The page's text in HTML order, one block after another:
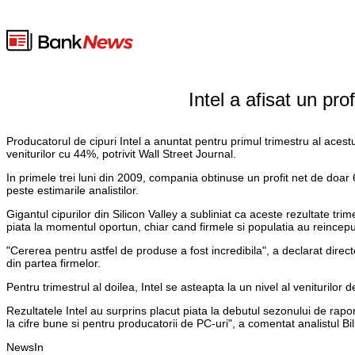
Intel a afisat un
Producatorul de cipuri Intel a anuntat pentru primul trimestru al
veniturilor cu 44%, potrivit Wall Street Journal.
In primele trei luni din 2009, compania obtinuse un profit net de
peste estimarile analistilor.
Gigantul cipurilor din Silicon Valley a subliniat ca aceste rezultate
piata la momentul oportun, chiar cand firmele si populatia au
"Cererea pentru astfel de produse a fost incredibila", a declarat
din partea firmelor.
Pentru trimestrul al doilea, Intel se asteapta la un nivel al veniturilor
Rezultatele Intel au surprins placut piata la debutul sezonului de
la cifre bune si pentru producatorii de PC-uri", a comentat analistul
NewsIn